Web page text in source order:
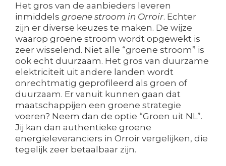
Het gros van de aanbieders leveren
inmiddels groene stroom in Orroir. Echter
zijn er diverse keuzes te maken. De wijze
waarop groene stroom wordt opgewekt is
zeer wisselend. Niet alle “groene stroom” is
ook echt duurzaam. Het gros van duurzame
elektriciteit uit andere landen wordt
onrechtmatig geprofileerd als groen of
duurzaam. Er vanuit kunnen gaan dat
maatschappijen een groene strategie
voeren? Neem dan de optie “Groen uit NL”.
Jij kan dan authentieke groene
energieleveranciers in Orroir vergelijken, die
tegelijk zeer betaalbaar zijn.